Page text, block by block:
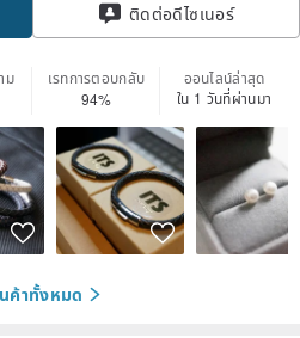
ติดต่อดีไซเนอร์
ม
เรทการตอบกลับ
94%
ออนไลน์ล่าสุด
ใน 1 วันที่ผ่านมา
ค้าทั้งหมด